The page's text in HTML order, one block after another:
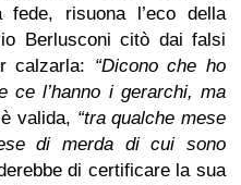
fede, risuona l’eco della
Berlusconi citò dai falsi
calzarla: “Dicono che ho
ce l’hanno i gerarchi, ma
valida, “tra qualche mese
di merda di cui sono
di certificare la sua